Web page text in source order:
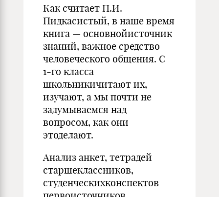
Как считает П.И.
Пидкасистый, в наше время
книга — основнойисточник
знаний, важное средство
человеческого общения. С
1-го класса
школьникичитают их,
изучают, а мы почти не
задумываемся над
вопросом, как они
этоделают.
Анализ анкет, тетрадей
старшеклассников,
студенческихконспектов